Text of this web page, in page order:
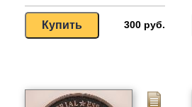
300 руб.